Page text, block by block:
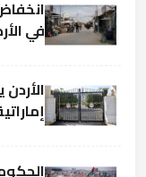
في الأردن 64.9% خلال النصف